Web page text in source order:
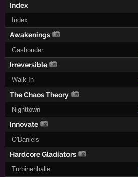
Index
Index
Awakenings
Gashouder
Irreversible
Walk In
The Chaos Theory
Nighttown
Innovate
O'Daniels
Hardcore Gladiators
Turbinenhalle